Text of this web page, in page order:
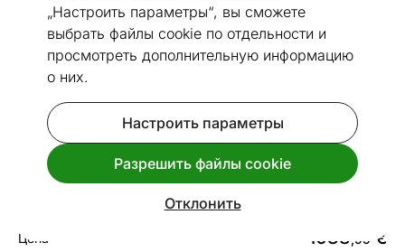
„Настроить параметры“, вы сможете
выбрать файлы cookie по отдельности и
просмотреть дополнительную информацию
о них.
Настроить параметры
Разрешить файлы cookie
Отклонить
Перейти к слайду 1
Перейти к слайду 2
Перейти к слайду 3
Размеры Посмотреть похожие
Кровать моторная Hypnos Mars
120x200 cm
Код 125554
Спроси срок доставки.
Цена 1088,99 €